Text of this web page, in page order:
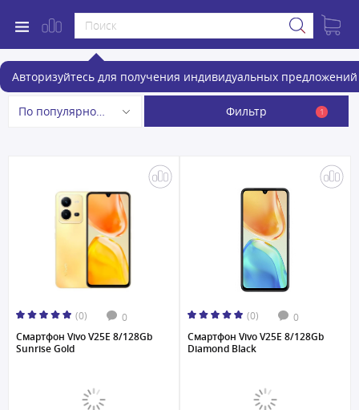
Авторизуйтесь для получения индивидуальных предложений
Смартфоны
По популярности Фильтр 1
(0) 0
Смартфон Vivo V25E 8/128Gb
Sunrise Gold
(0) 0
Смартфон Vivo V25E 8/128Gb
Diamond Black